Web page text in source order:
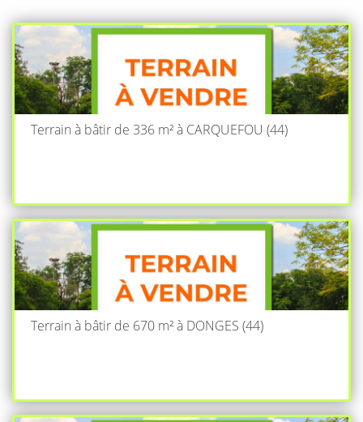
Terrain à bâtir de 336 m² à CARQUEFOU (44)
Terrain à bâtir de 670 m² à DONGES (44)